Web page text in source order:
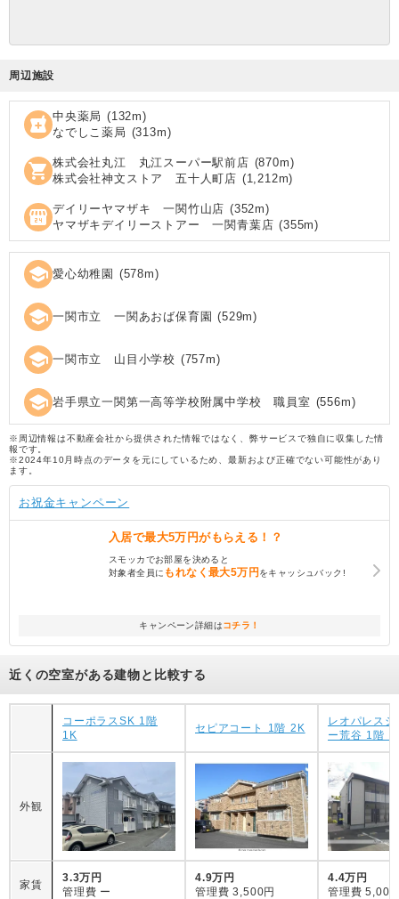
周辺施設
local_pharmacy 中央薬局 (132m)
なでしこ薬局 (313m)
shopping_cart 株式会社丸江 丸江スーパー駅前店 (870m)
株式会社神文ストア 五十人町店 (1,212m)
local_convenience_store デイリーヤマザキ 一関竹山店 (352m)
ヤマザキデイリーストアー 一関青葉店 (355m)
school 愛心幼稚園 (578m)
school 一関市立 一関あおば保育園 (529m)
school 一関市立 山目小学校 (757m)
school 岩手県立一関第一高等学校附属中学校 職員室 (556m)
※周辺情報は不動産会社から提供された情報ではなく、弊サービスで独自に収集した情
報です。
※2024年10月時点のデータを元にしているため、最新および正確でない可能性があり
ます。
お祝金キャンペーン
入居で最大5万円がもらえる！？
スモッカでお部屋を決めると
対象者全員に もれなく最大5万円をキャッシュバック!
キャンペーン詳細はコチラ！
近くの空室がある建物と比較する
コーポラスSK 1階
1K
セピアコート 1階 2K
レオパレスシ
ー荒谷 1階
外観
家賃
3.3万円
管理費 ー
4.9万円
管理費 3,500円
4.4万円
管理費 5,000